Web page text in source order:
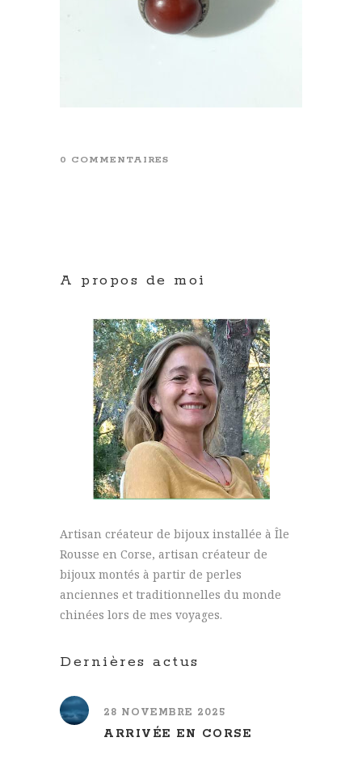
0 COMMENTAIRES
A propos de moi
Artisan créateur de bijoux installée à Île
Rousse en Corse, artisan créateur de
bijoux montés à partir de perles
anciennes et traditionnelles du monde
chinées lors de mes voyages.
Dernières actus
28 NOVEMBRE 2025
ARRIVÉE EN CORSE